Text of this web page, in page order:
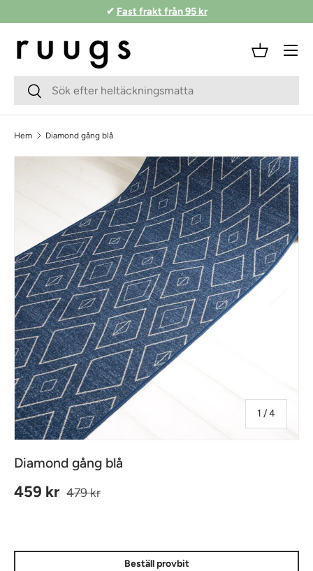
Hoppa till innehåll
✔ Fast frakt från 95 kr
Sökfält
Skicka
Korg
Meny
Hem Diamond gång blå
Skippa till produktinformationen
1 /av
4
Diamond gång blå
Reapris
459 kr Ordinarie pris
479 kr
Beställ provbit